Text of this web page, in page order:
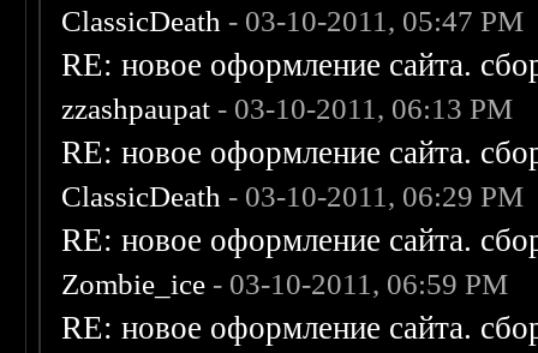
ClassicDeath - 03-10-2011, 05:47 PM
RE: новое оформление сайта.
zzashpaupat - 03-10-2011, 06:13 PM
RE: новое оформление сайта.
ClassicDeath - 03-10-2011, 06:29 PM
RE: новое оформление сайта.
Zombie_ice - 03-10-2011, 06:59 PM
RE: новое оформление сайта.